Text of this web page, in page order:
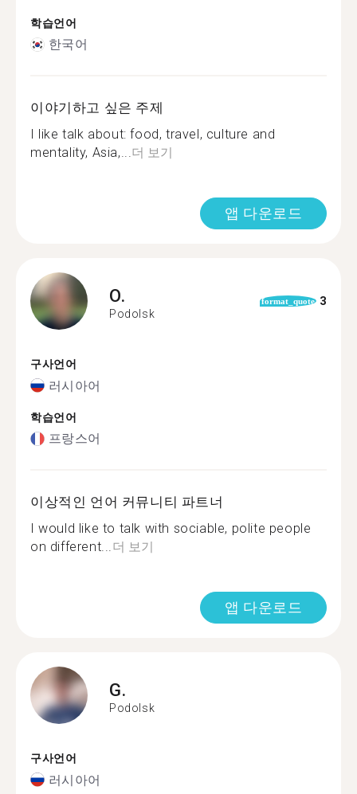
학습언어
한국어
이야기하고 싶은 주제
I like talk about: food, travel, culture and
mentality, Asia,...더 보기
앱 다운로드
O.
Podolsk
format_quote 3
구사언어
러시아어
학습언어
프랑스어
이상적인 언어 커뮤니티 파트너
I would like to talk with sociable, polite people
on different...더 보기
앱 다운로드
G.
Podolsk
구사언어
러시아어